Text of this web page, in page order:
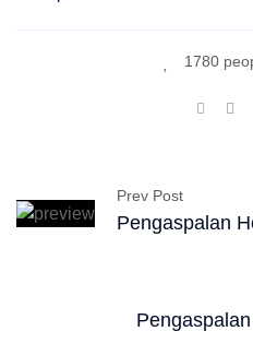
1780
Prev Post
Pengaspalan